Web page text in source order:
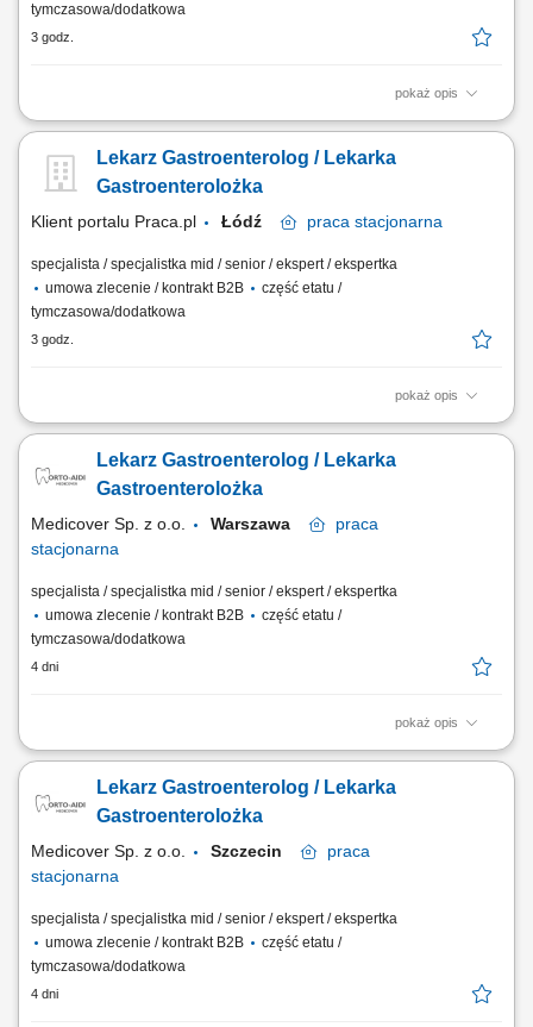
tymczasowa/dodatkowa
3 godz.
pokaż opis
prowadzenie konsultacji i opieka nad pacjentami w zakresie
medycznej; współpraca z personelem medycznym w organizacji i
realizacji procedur;
Lekarz Gastroenterolog / Lekarka
Gastroenterolożka
Klient portalu Praca.pl Łódź praca stacjonarna
specjalista / specjalistka mid / senior / ekspert / ekspertka
umowa zlecenie / kontrakt B2B
część etatu /
tymczasowa/dodatkowa
3 godz.
pokaż opis
prowadzenie konsultacji i opieka nad pacjentami w zakresie
medycznej; współpraca z personelem medycznym w organizacji i
realizacji procedur;
Lekarz Gastroenterolog / Lekarka
Gastroenterolożka
Medicover Sp. z o.o. Warszawa
praca
stacjonarna
specjalista / specjalistka mid / senior / ekspert / ekspertka
umowa zlecenie / kontrakt B2B
część etatu /
tymczasowa/dodatkowa
4 dni
pokaż opis
Zadania: Opieka kliniczna nad Pacjentem, w tym prowadzenie
wysokich standardów i procedur medycznych w placówce.
Lekarz Gastroenterolog / Lekarka
Gastroenterolożka
Medicover Sp. z o.o. Szczecin
praca
stacjonarna
specjalista / specjalistka mid / senior / ekspert / ekspertka
umowa zlecenie / kontrakt B2B
część etatu /
tymczasowa/dodatkowa
4 dni